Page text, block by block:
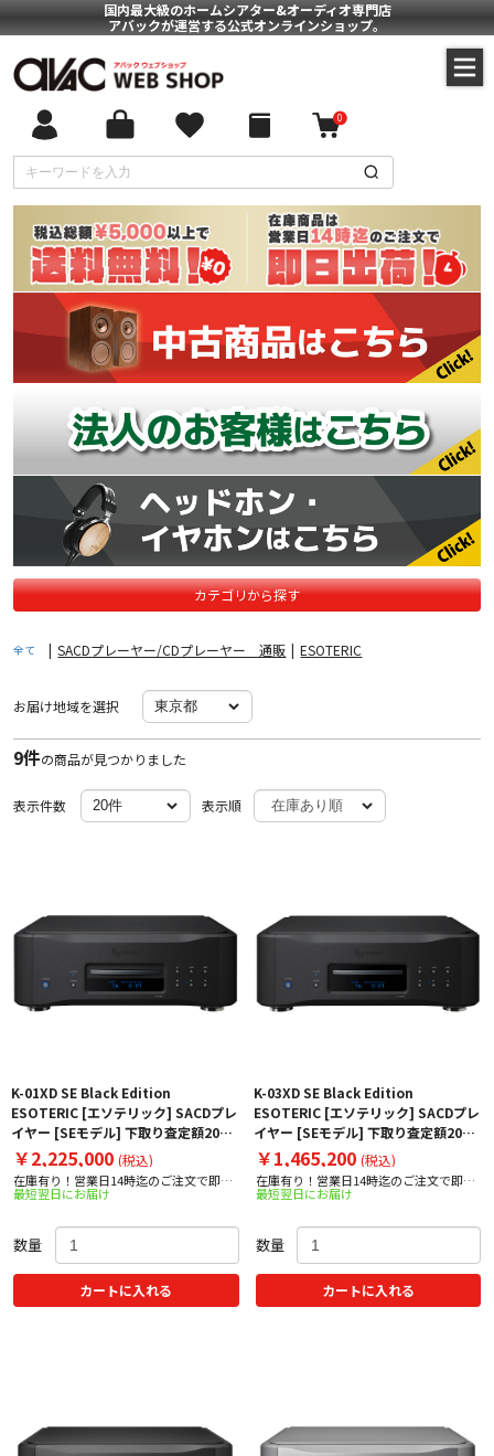
国内最大級のホームシアター&オーディオ専門店
アバックが運営する公式オンラインショップ。
0
カテゴリから探す
全て | SACDプレーヤー/CDプレーヤー 通販 | ESOTERIC
お届け地域を選択
9件の商品が見つかりました
表示件数 表示順
K-01XD SE Black Edition
ESOTERIC [エソテリック] SACDプレ
イヤー [SEモデル] 下取り査定額20%
アップ実施中！【台数限定】
￥2,225,000 (税込)
在庫有り！営業日14時迄のご注文で即日
出荷！
最短翌日にお届け
数量
カートに入れる
K-03XD SE Black Edition
ESOTERIC [エソテリック] SACDプレ
イヤー [SEモデル] 下取り査定額20%
アップ実施中！【台数限定】
￥1,465,200 (税込)
在庫有り！営業日14時迄のご注文で即日
出荷！
最短翌日にお届け
数量
カートに入れる